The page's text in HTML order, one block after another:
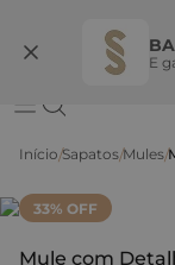
E
Ganhe 10% OFF
Sapatos Mules
33% OFF
Mule com